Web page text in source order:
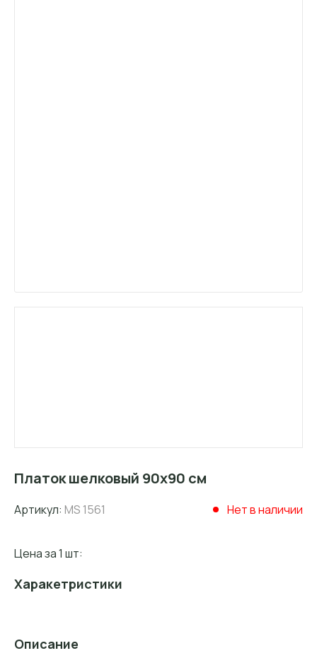
Платок шелковый 90х90 см
Артикул: MS 1561 Нет в наличии
Цена за 1 шт:
Харакетристики
Описание